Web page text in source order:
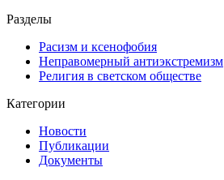
Разделы
Расизм и ксенофобия
Неправомерный антиэкстремизм
Религия в светском обществе
Категории
Новости
Публикации
Документы